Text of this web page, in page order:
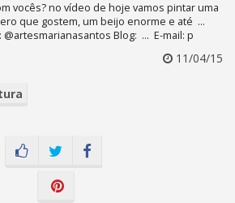
vocês? no vídeo de hoje vamos pintar uma
que gostem, um beijo enorme e até ...
Blog: ... E-mail: p
11/04/15